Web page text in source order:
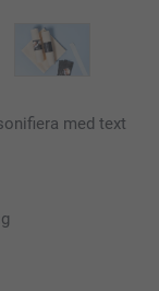
med text